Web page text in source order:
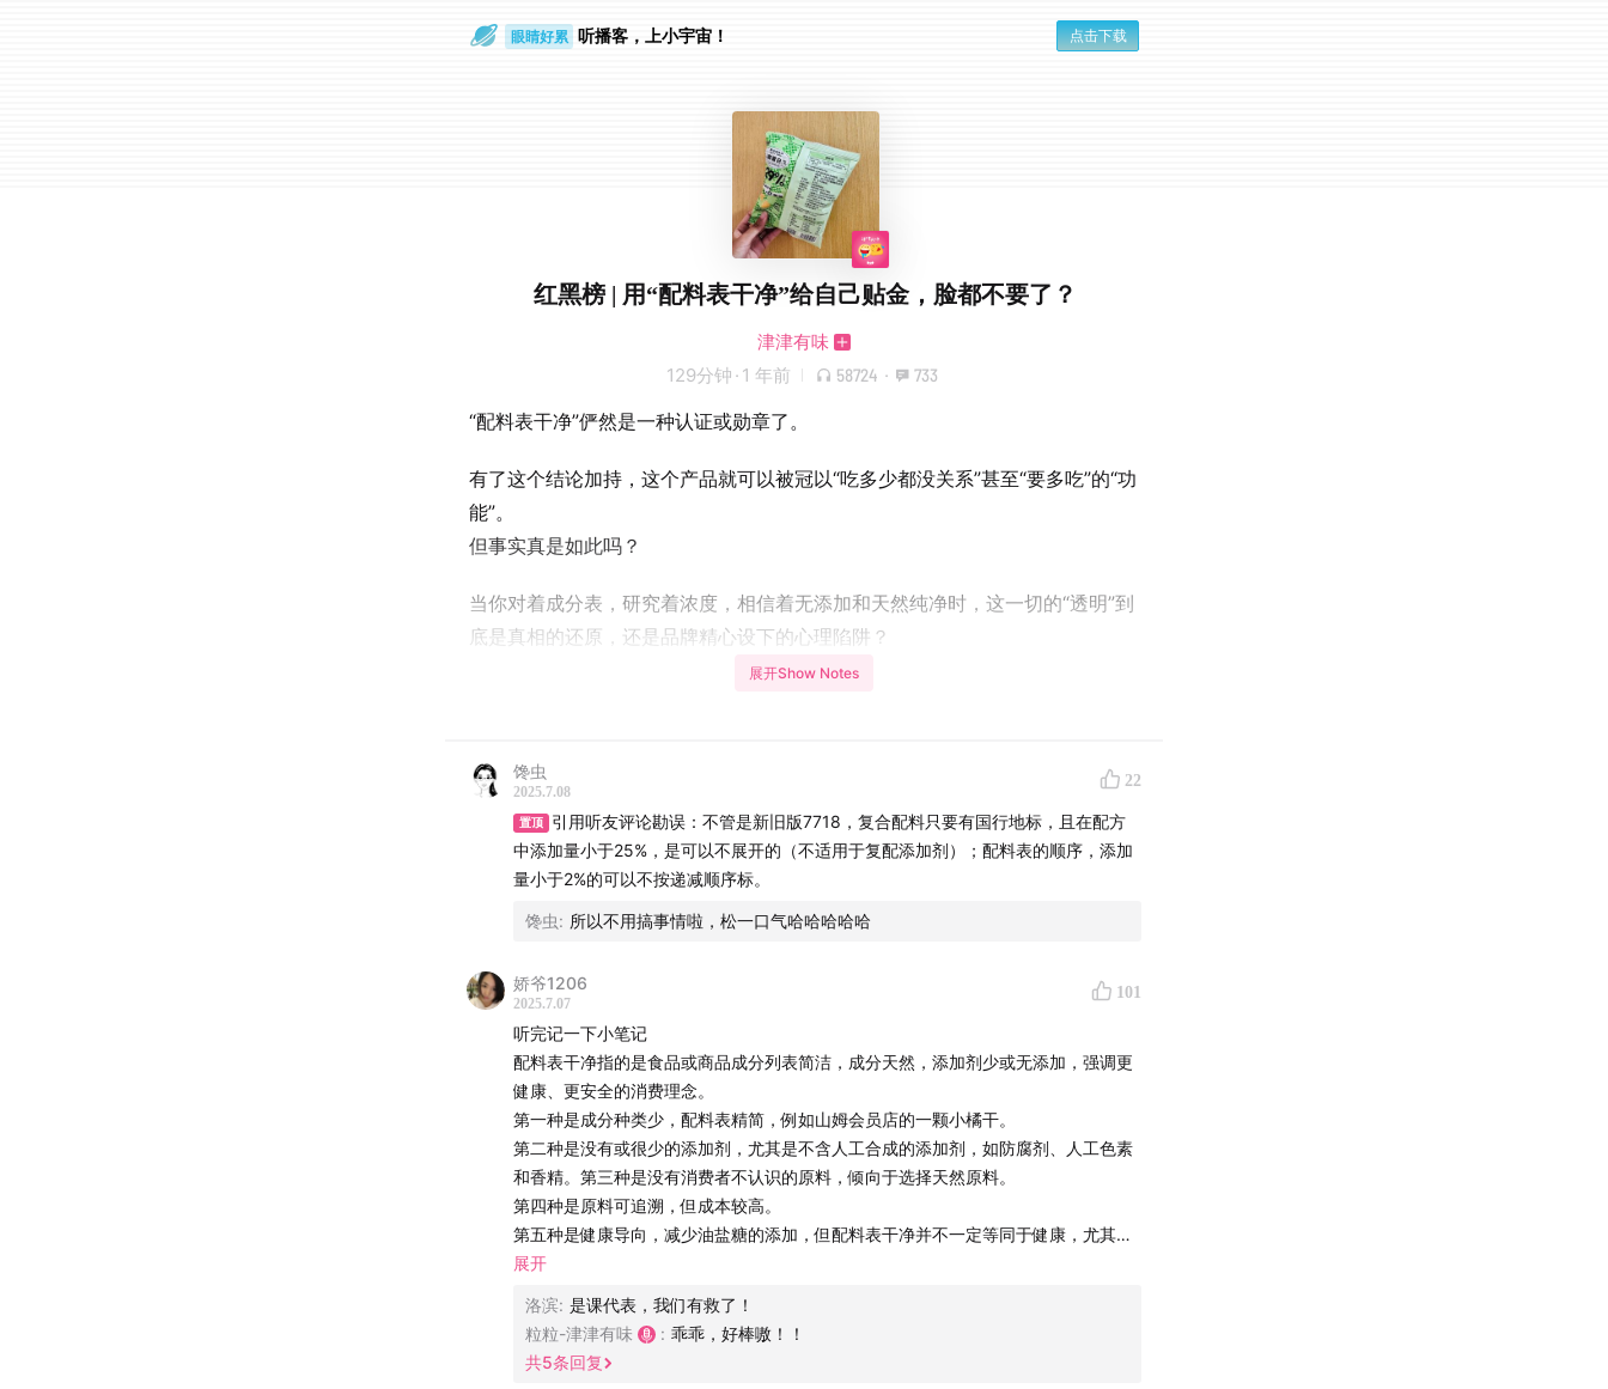
一个人 听播客，上小宇宙！ 点击下载
红黑榜 | 用“配料表干净”给自己贴金，脸都不要了？
津津有味
129分钟 · 1 年前 58724 · 733
“配料表干净”俨然是一种认证或勋章了。
有了这个结论加持，这个产品就可以被冠以“吃多少都没关系”甚至“要多吃”的“功
能”。
但事实真是如此吗？
当你对着成分表，研究着浓度，相信着无添加和天然纯净时，这一切的“透明”到
底是真相的还原，还是品牌精心设下的心理陷阱？
【本期节目时间轴】
00:09:22你嘴里说的配料表干净，通常指的是什么？
00:27:27市场现状与争议
00:49:47举例分析配料表
00:59:50乳品类
01:09:07预制菜/料理包类
01:22:16加工净菜类
01:29:30 预制主食类
01:41:13酱料调味品类
01:49:29 看配料表之前，我们应该想到什么？
01:52:59看配料表，看什么？
01:55:27营养成分表怎么看？
01:58:53粒粒馋虫怎么做？
【本期主播】
粒粒：健康管理项目「吃较瘦」创始人，运动营养师（公众号：吃较瘦），干
展开Show Notes
馋虫
2025.7.08
22
置顶
引用听友评论勘误：不管是新旧版7718，复合配料只要有国行地标，且在配方
中添加量小于25%，是可以不展开的（不适用于复配添加剂）；配料表的顺序，添加
量小于2%的可以不按递减顺序标。
馋虫: 所以不用搞事情啦，松一口气哈哈哈哈哈
娇爷1206
2025.7.07
101
听完记一下小笔记
配料表干净指的是食品或商品成分列表简洁，成分天然，添加剂少或无添加，强调更
健康、更安全的消费理念。
第一种是成分种类少，配料表精简，例如山姆会员店的一颗小橘干。
第二种是没有或很少的添加剂，尤其是不含人工合成的添加剂，如防腐剂、人工色素
和香精。第三种是没有消费者不认识的原料，倾向于选择天然原料。
第四种是原料可追溯，但成本较高。
第五种是健康导向，减少油盐糖的添加，但配料表干净并不一定等同于健康，尤其是
一些高油高糖高盐的食品，即使减少了这些成分，也不可能变得健康。
关于果汁、果脯、果干：不要把果脯果干当水果吃，因为其糖分含量非常高，且维生
素会有损失，饱腹感差，容易过量摄入。如果选择购买，尽量选择配料表只有水果的
产品，并注意控制摄入量。
展开
洛滨: 是课代表，我们有救了！
粒粒-津津有味
: 乖乖，好棒嗷！！
共5条回复